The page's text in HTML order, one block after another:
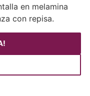
en melamina
con repisa.